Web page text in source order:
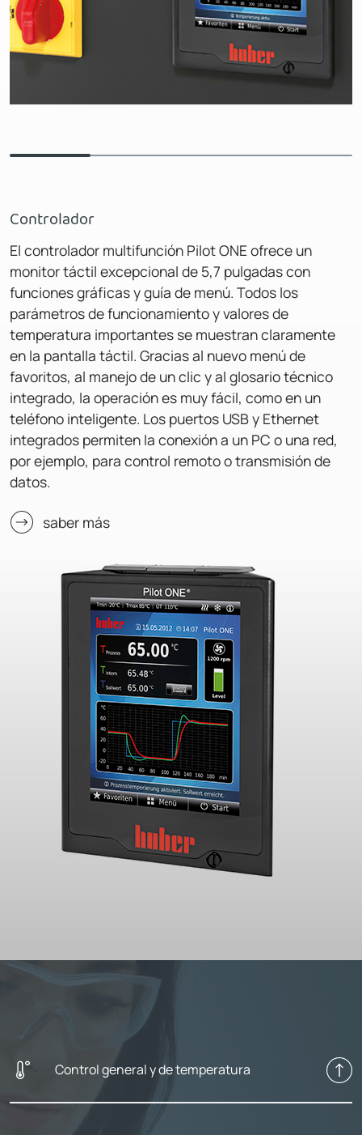
Controlador
El controlador multifunción Pilot ONE ofrece un
monitor táctil excepcional de 5,7 pulgadas con
funciones gráficas y guía de menú. Todos los
parámetros de funcionamiento y valores de
temperatura importantes se muestran claramente
en la pantalla táctil. Gracias al nuevo menú de
favoritos, al manejo de un clic y al glosario técnico
integrado, la operación es muy fácil, como en un
teléfono inteligente. Los puertos USB y Ethernet
integrados permiten la conexión a un PC o una red,
por ejemplo, para control remoto o transmisión de
datos.
saber más
Control general y de temperatura